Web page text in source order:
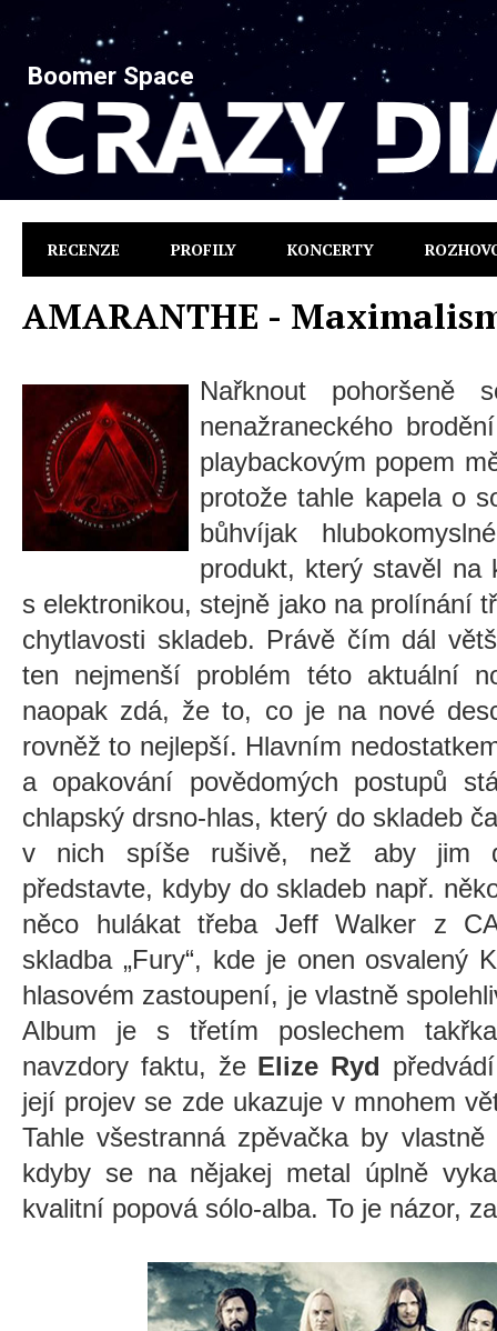
Boomer Space
RECENZE PROFILY KONCERTY
AMARANTHE -
Nařknout pohoršeně
nenažraneckého
playbackovým popem
protože tahle kapela o
bůhvíjak
produkt, který stavěl na
s elektronikou, stejně jako na prolínání
chytlavosti skladeb. Právě čím dál
ten nejmenší problém této aktuální
naopak zdá, že to, co je na nové
rovněž to nejlepší. Hlavním
a opakování povědomých postupů
chlapský drsno-hlas, který do skladeb
v nich spíše rušivě, než aby jim
představte, kdyby do skladeb např.
něco hulákat třeba Jeff Walker z
skladba „Fury“, kde je onen osvalený
hlasovém zastoupení, je vlastně
Album je s třetím poslechem
navzdory faktu, že Elize Ryd
její projev se zde ukazuje v mnohem
Tahle všestranná zpěvačka by
kdyby se na nějakej metal úplně
kvalitní popová sólo-alba. To je názor,